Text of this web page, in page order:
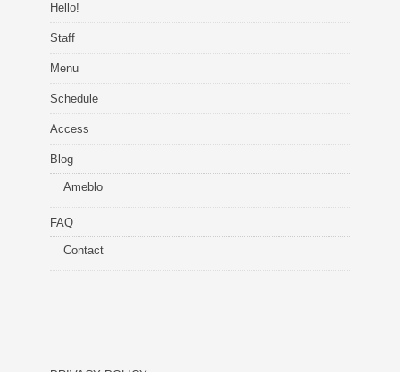
Hello!
Staff
Menu
Schedule
Access
Blog
Ameblo
FAQ
Contact